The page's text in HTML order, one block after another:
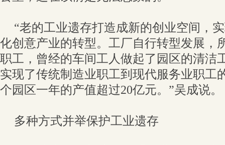
“老的工业遗存打造成新的创业空间，
化创意产业的转型。工厂自行转型发展，
职工，曾经的车间工人做起了园区的清洁
实现了传统制造业职工到现代服务业职工
个园区一年的产值超过20亿元。”吴成说。
多种方式并举保护工业遗存